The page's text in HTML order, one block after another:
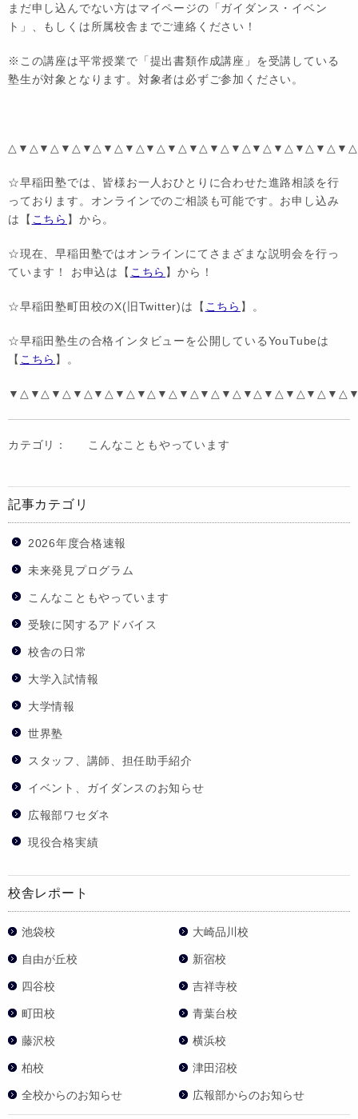
まだ申し込んでない方はマイページの「ガイダンス・イベン
ト」、もしくは所属校舎までご連絡ください！
※この講座は平常授業で「提出書類作成講座」を受講している
塾生が対象となります。対象者は必ずご参加ください。
☆早稲田塾では、皆様お一人おひとりに合わせた進路相談を行
っております。オンラインでのご相談も可能です。お申し込み
は【 こちら 】から。
☆現在、早稲田塾ではオンラインにてさまざまな説明会を行っ
ています！ お申込は【 こちら 】から！
☆早稲田塾町田校のX(旧Twitter)は【 こちら 】。
☆早稲田塾生の合格インタビューを公開しているYouTubeは
【 こちら 】。
カテゴリ： こんなこともやっています
記事カテゴリ
2026年度合格速報
未来発見プログラム
こんなこともやっています
受験に関するアドバイス
校舎の日常
大学入試情報
大学情報
世界塾
スタッフ、講師、担任助手紹介
イベント、ガイダンスのお知らせ
広報部ワセダネ
現役合格実績
校舎レポート
池袋校 大崎品川校
自由が丘校 新宿校
四谷校 吉祥寺校
町田校 青葉台校
藤沢校 横浜校
柏校 津田沼校
全校からのお知らせ 広報部からのお知らせ